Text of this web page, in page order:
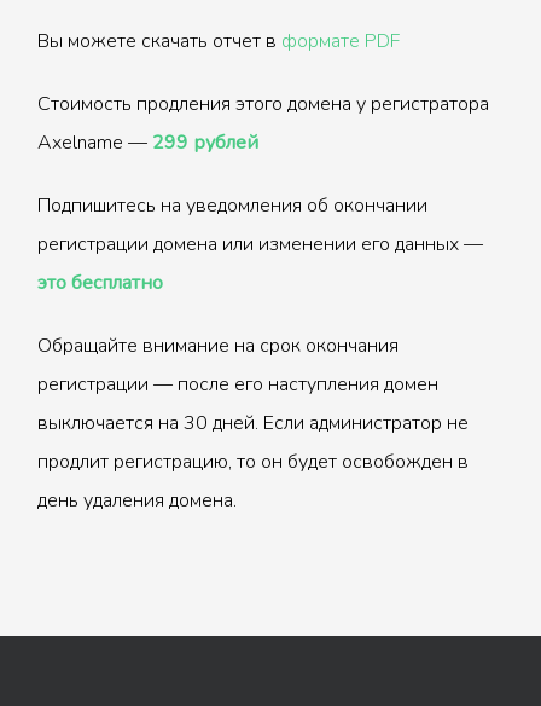
Вы можете скачать отчет в формате PDF
Стоимость продления этого домена у регистратора
Axelname — 299 рублей
Подпишитесь на уведомления об окончании
регистрации домена или изменении его данных —
это бесплатно
Обращайте внимание на срок окончания
регистрации — после его наступления домен
выключается на 30 дней. Если администратор не
продлит регистрацию, то он будет освобожден в
день удаления домена.